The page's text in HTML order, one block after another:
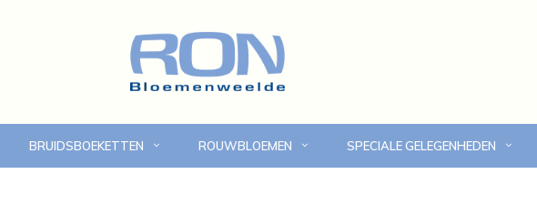
BRUIDSBOEKETTEN ROUWBLOEMEN SPECIALE GELEGENHEDEN
Online bloemen bestellen Eigen bezorgdienst in Volendam en omgeving